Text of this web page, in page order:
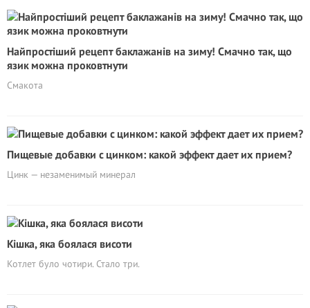
Найпростіший рецепт баклажанів на зиму! Смачно так, що
язик можна проковтнути
Смакота
Пищевые добавки с цинком: какой эффект дает их прием?
Цинк — незаменимый минерал
Кішка, яка боялася висоти
Котлет було чотири. Стало три.